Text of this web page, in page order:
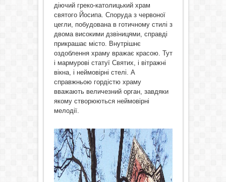
діючий греко-католицький храм
святого Йосипа. Споруда з червоної
цегли, побудована в готичному стилі з
двома високими дзвіницями, справді
прикрашає місто. Внутрішнє
оздоблення храму вражає красою. Тут
і мармурові статуї Святих, і вітражні
вікна, і неймовірні стелі. А
справжньою гордістю храму
вважають величезний орган, завдяки
якому створюються неймовірні
мелодії.